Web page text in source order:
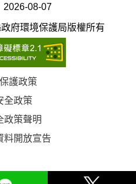
圖
(南
2026-08-07
府環境保護局版權所有
護政策
全政策
政策聲明
料開放宣告